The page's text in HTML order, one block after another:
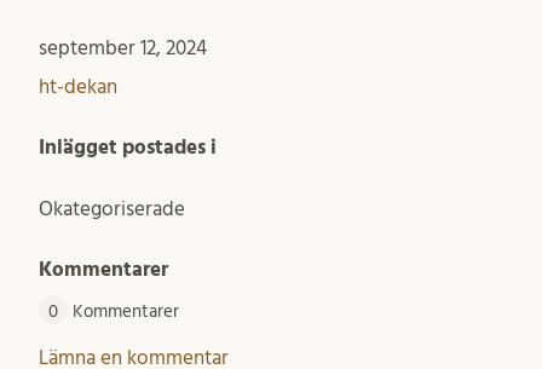
september 12, 2024
ht-dekan
Inlägget postades i
Okategoriserade
Kommentarer
0 Kommentarer
Lämna en kommentar